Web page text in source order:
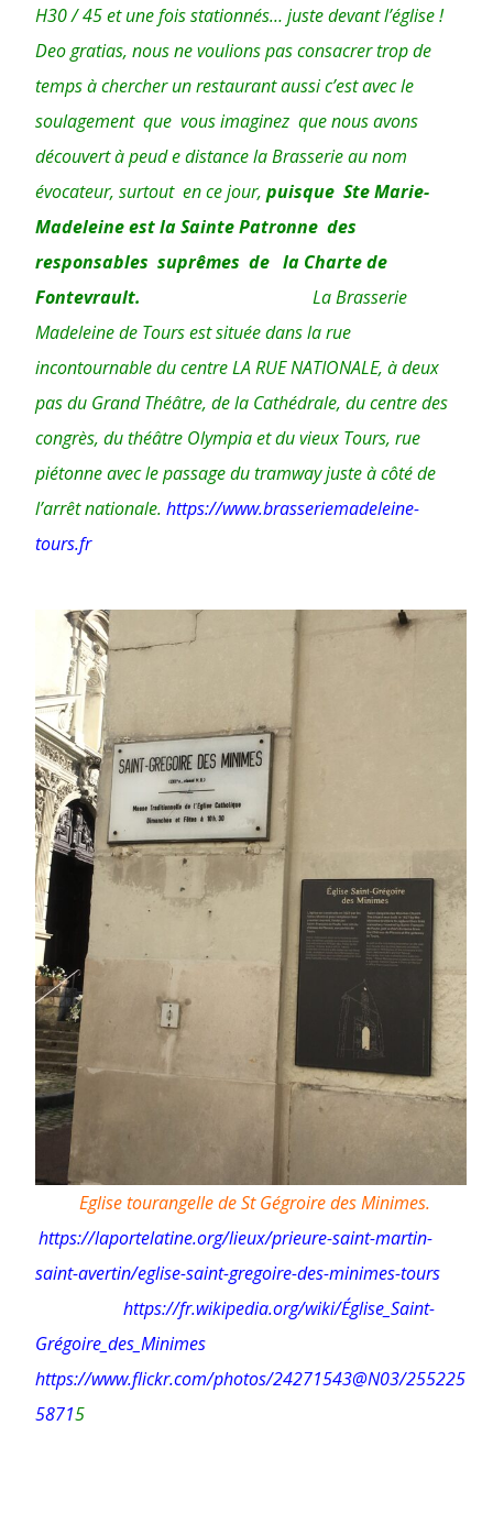
H30 / 45 et une fois stationnés… juste devant l’église !
Deo gratias, nous ne voulions pas consacrer trop de
temps à chercher un restaurant aussi c’est avec le
soulagement que vous imaginez que nous avons
découvert à peud e distance la Brasserie au nom
évocateur, surtout en ce jour, puisque Ste Marie-
Madeleine est la Sainte Patronne des
responsables suprêmes de la Charte de
Fontevrault.
La Brasserie
Madeleine de Tours est située dans la rue
incontournable du centre LA RUE NATIONALE, à deux
pas du Grand Théâtre, de la Cathédrale, du centre des
congrès, du théâtre Olympia et du vieux Tours, rue
piétonne avec le passage du tramway juste à côté de
l’arrêt nationale. https://www.brasseriemadeleine-
tours.fr
Eglise tourangelle de St Gégroire des Minimes.
https://laportelatine.org/lieux/prieure-saint-martin-
saint-avertin/eglise-saint-gregoire-des-minimes-tours
https://fr.wikipedia.org/wiki/Église_Saint-
Grégoire_des_Minimes
https://www.flickr.com/photos/24271543@N03/255225
58715